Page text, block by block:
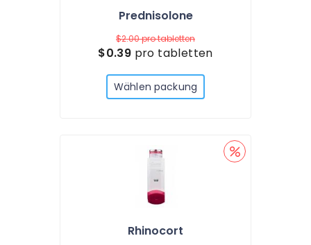
Prednisolone
$2.00pro tabletten
$0.39 pro tabletten
Wählen packung
Rhinocort